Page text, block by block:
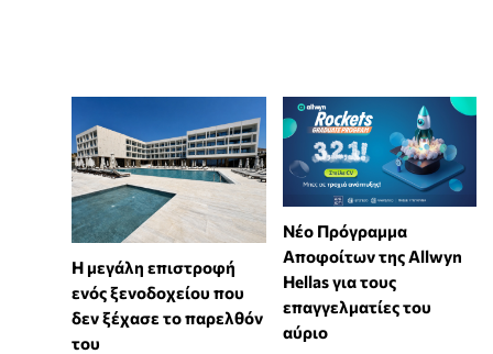
Η μεγάλη επιστροφή
ενός ξενοδοχείου που
δεν ξέχασε το παρελθόν
του
Νέο Πρόγραμμα
Αποφοίτων της Allwyn
Hellas για τους
επαγγελματίες του
αύριο